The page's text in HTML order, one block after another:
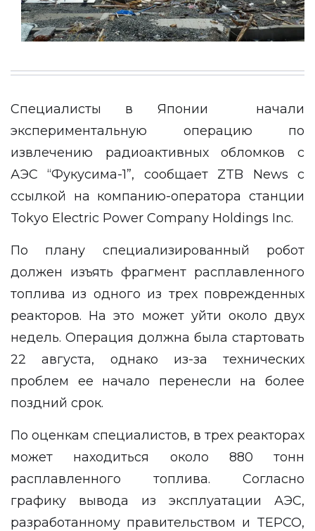
Специалисты в Японии начали
экспериментальную операцию по
извлечению радиоактивных обломков с
АЭС “Фукусима-1”, сообщает ZTB News с
ссылкой на компанию-оператора станции
Tokyo Electric Power Company Holdings Inc.
По плану специализированный робот
должен изъять фрагмент расплавленного
топлива из одного из трех поврежденных
реакторов. На это может уйти около двух
недель. Операция должна была стартовать
22 августа, однако из-за технических
проблем ее начало перенесли на более
поздний срок.
По оценкам специалистов, в трех реакторах
может находиться около 880 тонн
расплавленного топлива. Согласно
графику вывода из эксплуатации АЭС,
разработанному правительством и TEPCO,